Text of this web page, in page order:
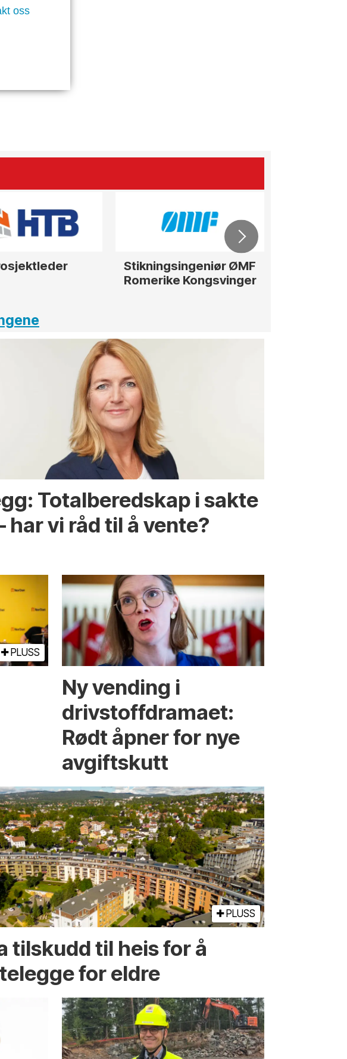
oss
Stikningsingeniør ØMF
Romerike Kongsvinger
Totalberedskap i sakte
har vi råd til å vente?
PLUSS
Ny vending i
drivstoffdramaet:
Rødt åpner for nye
avgiftskutt
PLUSS
tilskudd til heis for å
for eldre